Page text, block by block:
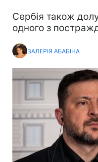
Сербія також
одного з
ВАЛЕРІЯ АБАБІНА